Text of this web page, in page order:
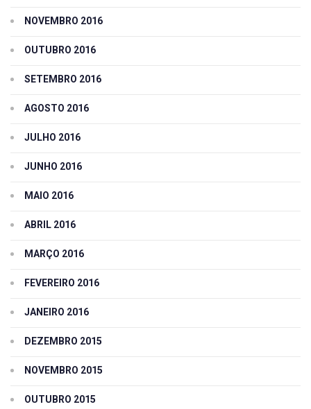
NOVEMBRO 2016
OUTUBRO 2016
SETEMBRO 2016
AGOSTO 2016
JULHO 2016
JUNHO 2016
MAIO 2016
ABRIL 2016
MARÇO 2016
FEVEREIRO 2016
JANEIRO 2016
DEZEMBRO 2015
NOVEMBRO 2015
OUTUBRO 2015